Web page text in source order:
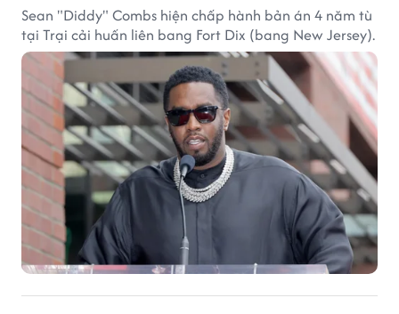
Sean "Diddy" Combs hiện chấp hành bản án 4 năm tù
tại Trại cải huấn liên bang Fort Dix (bang New Jersey).